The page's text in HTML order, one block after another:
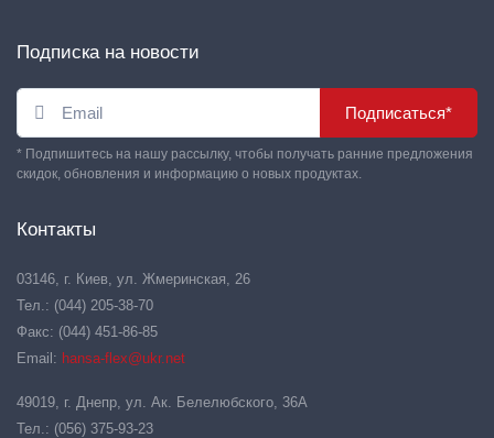
Подписка на новости
Подписаться*
* Подпишитесь на нашу рассылку, чтобы получать ранние предложения
скидок, обновления и информацию о новых продуктах.
Контакты
03146, г. Киев, ул. Жмеринская, 26
Тел.: (044) 205-38-70
Факс: (044) 451-86-85
Email: hansa-flex@ukr.net
49019, г. Днепр, ул. Ак. Белелюбского, 36А
Тел.: (056) 375-93-23